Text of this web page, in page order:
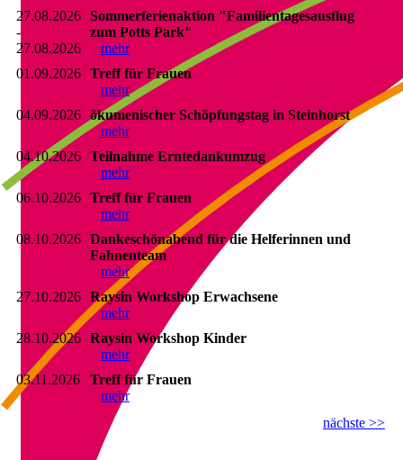
27.08.2026
-
27.08.2026
Sommerferienaktion "Familientagesausflug
zum Potts Park"
mehr
01.09.2026 Treff für Frauen
mehr
04.09.2026 ökumenischer Schöpfungstag in Steinhorst
mehr
04.10.2026 Teilnahme Erntedankumzug
mehr
06.10.2026 Treff für Frauen
mehr
08.10.2026 Dankeschönabend für die Helferinnen und
Fahnenteam
mehr
27.10.2026 Raysin Workshop Erwachsene
mehr
28.10.2026 Raysin Workshop Kinder
mehr
03.11.2026
Treff für Frauen
mehr
nächste >>